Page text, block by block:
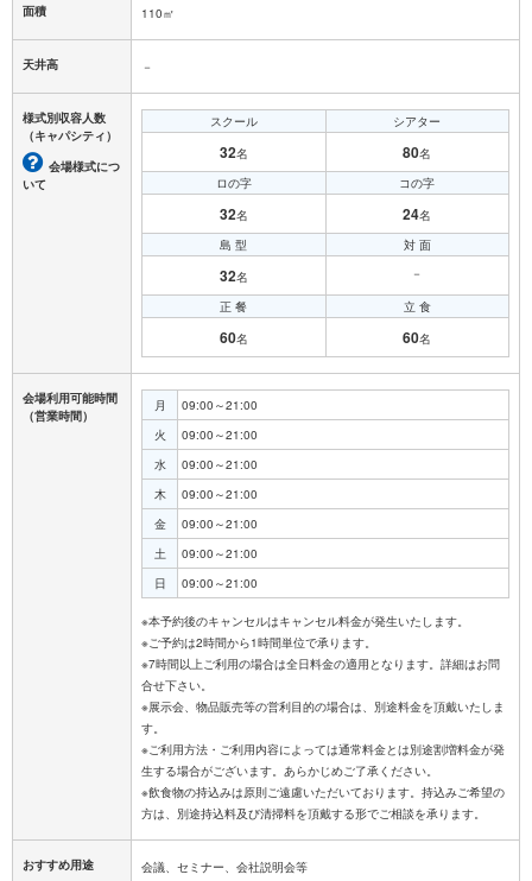
面積 110㎡
天井高 －
様式別収容人数
（キャパシティ）
会場様式につ
いて
スクール
32名
シアター
80名
ロの字
32名
コの字
24名
島 型
32名
対 面
－
正 餐
60名
立 食
60名
会場利用可能時間
（営業時間）
月
09:00～21:00
火
09:00～21:00
水
09:00～21:00
木
09:00～21:00
金
09:00～21:00
土
09:00～21:00
日
09:00～21:00
※本予約後のキャンセルはキャンセル料金が発生いたします。
※ご予約は2時間から1時間単位で承ります。
※7時間以上ご利用の場合は全日料金の適用となります。詳細はお問
合せ下さい。
※展示会、物品販売等の営利目的の場合は、別途料金を頂戴いたしま
す。
※ご利用方法・ご利用内容によっては通常料金とは別途割増料金が発
生する場合がございます。あらかじめご了承ください。
※飲食物の持込みは原則ご遠慮いただいております。持込みご希望の
おすすめ用途 会議、セミナー、会社説明会等